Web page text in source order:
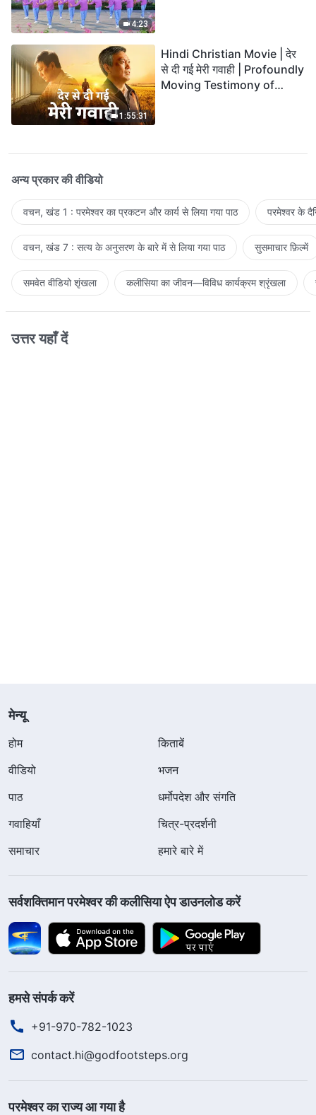
4:23
1:55:31
Hindi Christian Movie | देर
से दी गई मेरी गवाही | Profoundly
Moving Testimony of
अन्य प्रकार की वीडियो
वचन, खंड 1 : परमेश्वर का प्रकटन और कार्य से लिया गया पाठ परमेश्वर के
वचन, खंड 7 : सत्य के अनुसरण के बारे में से लिया गया पाठ सुसमाचार फ़िल्में
समवेत वीडियो शृंखला कलीसिया का जीवन—विविध कार्यक्रम श्रृंखला
उत्तर यहाँ दें
मेन्यू
होम
किताबें
वीडियो
भजन
पाठ
धर्मोपदेश और संगति
गवाहियाँ
चित्र-प्रदर्शनी
समाचार
हमारे बारे में
सर्वशक्तिमान परमेश्वर की कलीसिया ऐप डाउनलोड करें
हमसे संपर्क करें
+91-970-782-1023
contact.hi@godfootsteps.org
परमेश्वर का राज्य आ गया है